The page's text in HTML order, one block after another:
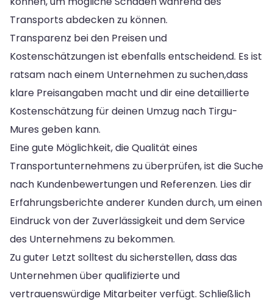
Transports abdecken zu können.
Transparenz bei den Preisen und
Kostenschätzungen ist ebenfalls entscheidend. Es ist
ratsam nach einem Unternehmen zu suchen,dass
klare Preisangaben macht und dir eine detaillierte
Kostenschätzung für deinen Umzug nach Tirgu-
Mures geben kann.
Eine gute Möglichkeit, die Qualität eines
Transportunternehmens zu überprüfen, ist die Suche
nach Kundenbewertungen und Referenzen. Lies dir
Erfahrungsberichte anderer Kunden durch, um einen
Eindruck von der Zuverlässigkeit und dem Service
des Unternehmens zu bekommen.
Zu guter Letzt solltest du sicherstellen, dass das
Unternehmen über qualifizierte und
vertrauenswürdige Mitarbeiter verfügt. Schließlich